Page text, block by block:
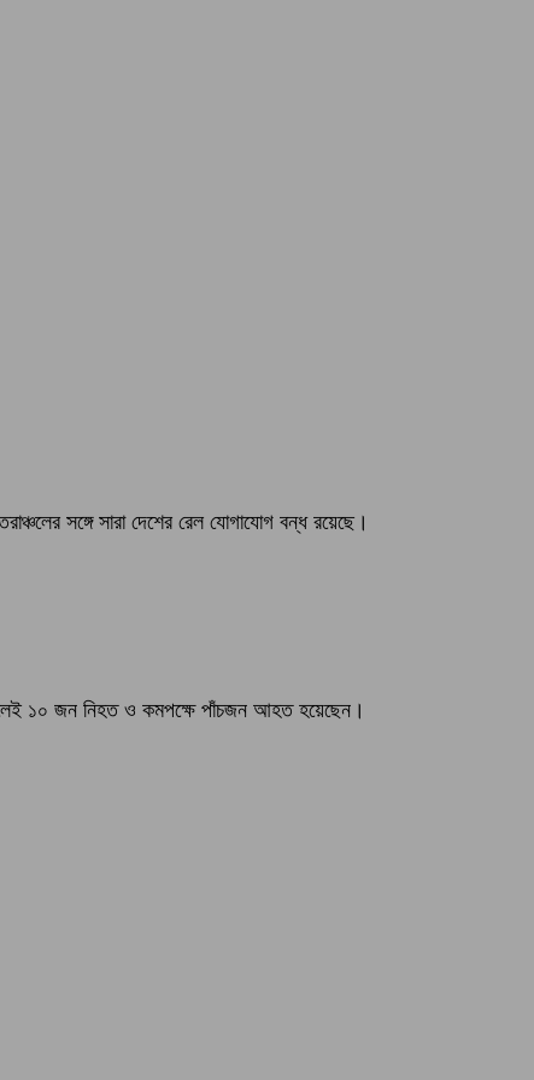
সঙ্গে সারা দেশের রেল যোগাযোগ বন্ধ রয়েছে।
১০ জন নিহত ও কমপক্ষে পাঁচজন আহত হয়েছেন।